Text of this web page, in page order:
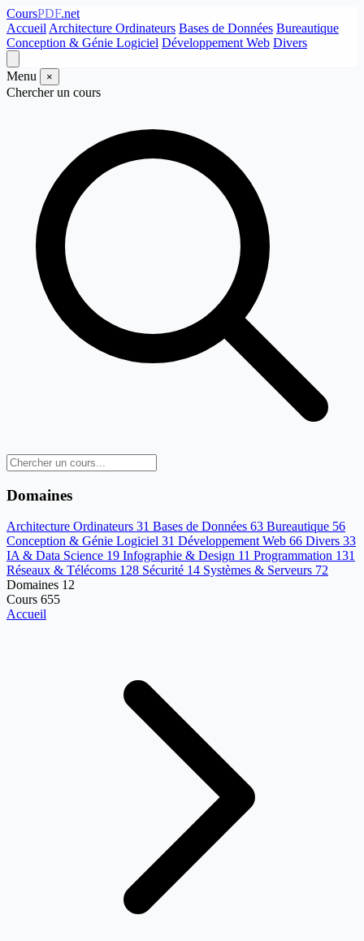
CoursPDF.net
Accueil Architecture Ordinateurs Bases de Données Bureautique
Conception & Génie Logiciel Développement Web Divers
Menu ×
Chercher un cours
Domaines
Architecture Ordinateurs 31 Bases de Données 63 Bureautique 56
Conception & Génie Logiciel 31 Développement Web 66 Divers 33
IA & Data Science 19 Infographie & Design 11 Programmation 131
Réseaux & Télécoms 128 Sécurité 14 Systèmes & Serveurs 72
Domaines 12
Cours 655
Accueil